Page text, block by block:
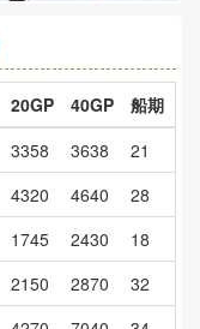
20GP 40GP
船期
3358 3638
21
4320 4640
28
1745 2430
18
2150 2870
32